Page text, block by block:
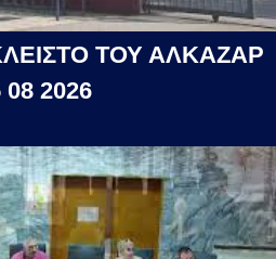
ΤΟΥ ΑΛΚΑΖΑΡ
08 2026